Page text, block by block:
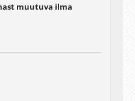
muutuva ilma